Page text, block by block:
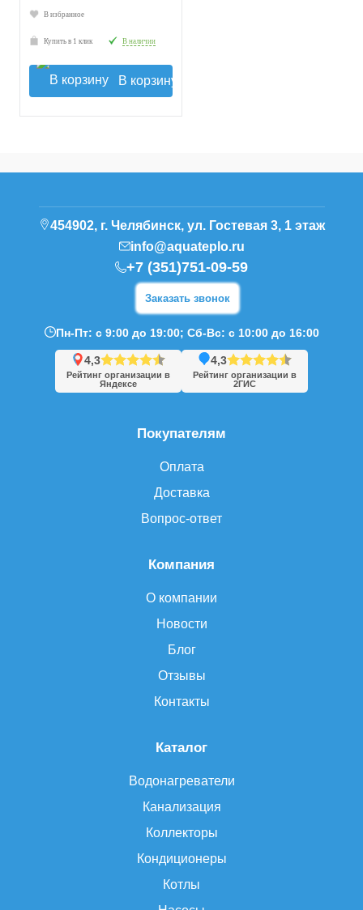
В избранное
Купить в 1 клик В наличии
В корзину
Каталог
Водонагреватели
Канализация
Коллекторы
Кондиционеры
Котлы
Компания
О компании
Новости
Блог
Отзывы
Контакты
Покупателям
Оплата
Доставка
Вопрос-ответ
454902, г. Челябинск, ул. Гостевая 3, 1 этаж
info@aquateplo.ru
+7 (351)751-09-59
Заказать звонок
Пн-Пт: с 9:00 до 19:00; Сб-Вс: с 10:00 до 16:00
4,3
Рейтинг организации в
Яндексе
4,3
Рейтинг организации в
2ГИС